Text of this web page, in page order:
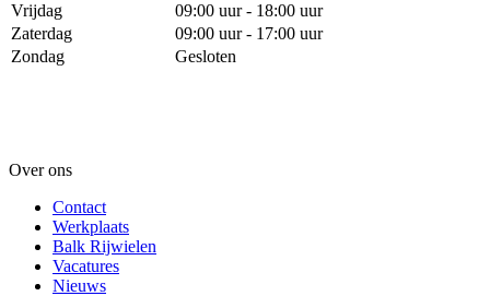
Vrijdag
09:00 uur - 18:00 uur
Zaterdag
09:00 uur - 17:00 uur
Zondag
Gesloten
Over ons
Contact
Werkplaats
Balk Rijwielen
Vacatures
Nieuws